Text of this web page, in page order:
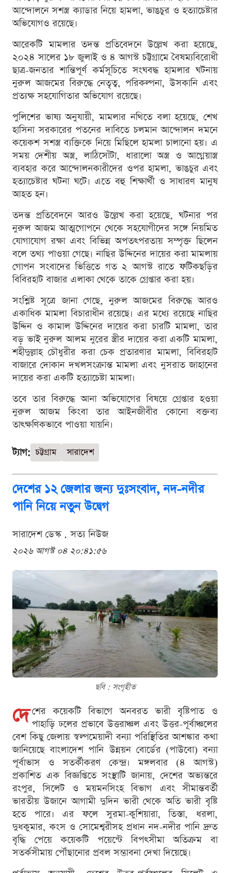
আন্দোলনে সশস্ত্র ক্যাডার নিয়ে হামলা, ভাঙচুর ও হত্যাচেষ্টার
অভিযোগও রয়েছে।
আরেকটি মামলার তদন্ত প্রতিবেদনে উল্লেখ করা হয়েছে,
২০২৪ সালের ১৮ জুলাই ও ৪ আগস্ট চট্টগ্রামে বৈষম্যবিরোধী
ছাত্র-জনতার শান্তিপূর্ণ কর্মসূচিতে সংঘবদ্ধ হামলার ঘটনায়
নুরুল আজমের বিরুদ্ধে নেতৃত্ব, পরিকল্পনা, উসকানি এবং
প্রত্যক্ষ সহযোগিতার অভিযোগ রয়েছে।
পুলিশের ভাষ্য অনুযায়ী, মামলার নথিতে বলা হয়েছে, শেখ
হাসিনা সরকারের পতনের দাবিতে চলমান আন্দোলন দমনে
কয়েকশ সশস্ত্র ব্যক্তিকে নিয়ে মিছিলে হামলা চালানো হয়। এ
সময় দেশীয় অস্ত্র, লাঠিসোঁটা, ধারালো অস্ত্র ও আগ্নেয়াস্ত্র
ব্যবহার করে আন্দোলনকারীদের ওপর হামলা, ভাঙচুর এবং
হত্যাচেষ্টার ঘটনা ঘটে। এতে বহু শিক্ষার্থী ও সাধারণ মানুষ
আহত হন।
তদন্ত প্রতিবেদনে আরও উল্লেখ করা হয়েছে, ঘটনার পর
নুরুল আজম আত্মগোপনে থেকে সহযোগীদের সঙ্গে নিয়মিত
যোগাযোগ রক্ষা এবং বিভিন্ন অপতৎপরতায় সম্পৃক্ত ছিলেন
বলে তথ্য পাওয়া গেছে। নাছির উদ্দিনের দায়ের করা মামলায়
গোপন সংবাদের ভিত্তিতে গত ২ আগস্ট রাতে ফটিকছড়ির
বিবিরহাট বাজার এলাকা থেকে তাকে গ্রেপ্তার করা হয়।
সংশ্লিষ্ট সূত্রে জানা গেছে, নুরুল আজমের বিরুদ্ধে আরও
একাধিক মামলা বিচারাধীন রয়েছে। এর মধ্যে রয়েছে নাছির
উদ্দিন ও কামাল উদ্দিনের দায়ের করা চারটি মামলা, তার
বড় ভাই নুরুল আলম নুরের স্ত্রীর দায়ের করা একটি মামলা,
শহীদুল্লাহ চৌধুরীর করা চেক প্রতারণার মামলা, বিবিরহাট
বাজারে দোকান দখলসংক্রান্ত মামলা এবং নুসরাত জাহানের
দায়ের করা একটি হত্যাচেষ্টা মামলা।
তবে তার বিরুদ্ধে আনা অভিযোগের বিষয়ে গ্রেপ্তার হওয়া
নুরুল আজম কিংবা তার আইনজীবীর কোনো বক্তব্য
তাৎক্ষণিকভাবে পাওয়া যায়নি।
ট্যাগ: চট্টগ্রাম সারাদেশ
দেশের ১২ জেলার জন্য দুঃসংবাদ, নদ-নদীর
পানি নিয়ে নতুন উদ্বেগ
সারাদেশ ডেস্ক . সত্য নিউজ
২০২৬ আগস্ট ০৪ ২০:৪১:৫৬
ছবি : সংগৃহীত
দে শের কয়েকটি বিভাগে অনবরত ভারী বৃষ্টিপাত ও
পাহাড়ি ঢলের প্রভাবে উত্তরাঞ্চল এবং উত্তর-পূর্বাঞ্চলের
বেশ কিছু জেলায় স্বল্পমেয়াদী বন্যা পরিস্থিতির আশঙ্কার কথা
জানিয়েছে বাংলাদেশ পানি উন্নয়ন বোর্ডের (পাউবো) বন্যা
পূর্বাভাস ও সতর্কীকরণ কেন্দ্র। মঙ্গলবার (৪ আগস্ট)
প্রকাশিত এক বিজ্ঞপ্তিতে সংস্থাটি জানায়, দেশের অভ্যন্তরে
রংপুর, সিলেট ও ময়মনসিংহ বিভাগ এবং সীমান্তবর্তী
ভারতীয় উজানে আগামী দুদিন ভারী থেকে অতি ভারী বৃষ্টি
হতে পারে। এর ফলে সুরমা-কুশিয়ারা, তিস্তা, ধরলা,
দুধকুমার, কংস ও সোমেশ্বরীসহ প্রধান নদ-নদীর পানি দ্রুত
বৃদ্ধি পেয়ে কয়েকটি পয়েন্টে বিপৎসীমা অতিক্রম বা
সতর্কসীমায় পৌঁছানোর প্রবল সম্ভাবনা দেখা দিয়েছে।